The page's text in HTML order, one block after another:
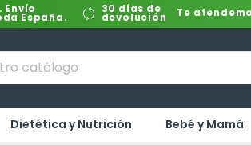
España.
30 días de
devolución Te
Dietética y Nutrición Bebé y Mamá